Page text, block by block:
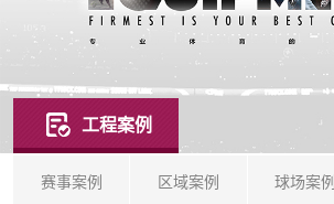
工程案例
赛事案例 区域案例 球场案例